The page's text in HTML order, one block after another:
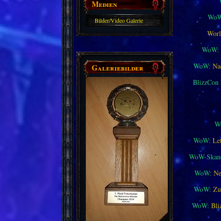
Medien
Bilder/Video Galerie
Galeriebilder
WoW:
WoW:
BlizzCon
WoW:
WoW-
WoW:
WoW:
WoW: